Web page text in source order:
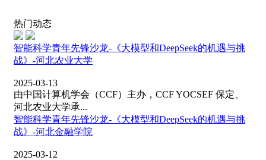
热门动态
智能科学青年先锋沙龙-《大模型和DeepSeek的机遇与挑
战》-河北农业大学
2025-03-13
由中国计算机学会（CCF）主办，CCF YOCSEF 保定、
河北农业大学承...
智能科学青年先锋沙龙-《大模型和DeepSeek的机遇与挑
战》-河北金融学院
2025-03-12